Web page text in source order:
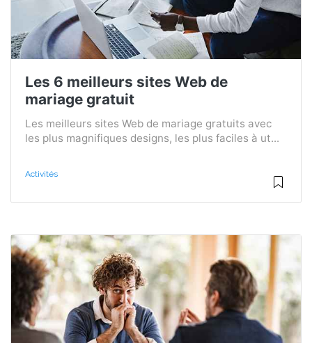
Les 6 meilleurs sites Web de
mariage gratuit
Les meilleurs sites Web de mariage gratuits avec
les plus magnifiques designs, les plus faciles à ut...
Activités